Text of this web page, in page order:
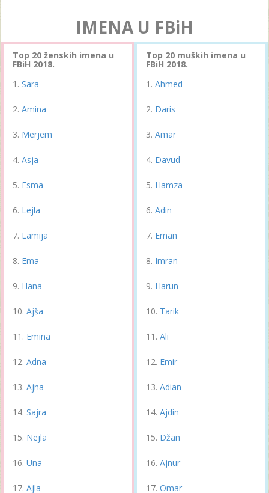
IMENA U FBiH
Top 20 ženskih imena u
FBiH 2018.
Sara
Amina
Merjem
Asja
Esma
Lejla
Lamija
Ema
Hana
Ajša
Emina
Adna
Ajna
Sajra
Nejla
Una
Ajla
Top 20 muških imena u
FBiH 2018.
Ahmed
Daris
Amar
Davud
Hamza
Adin
Eman
Imran
Harun
Tarik
Ali
Emir
Adian
Ajdin
Džan
Ajnur
Omar